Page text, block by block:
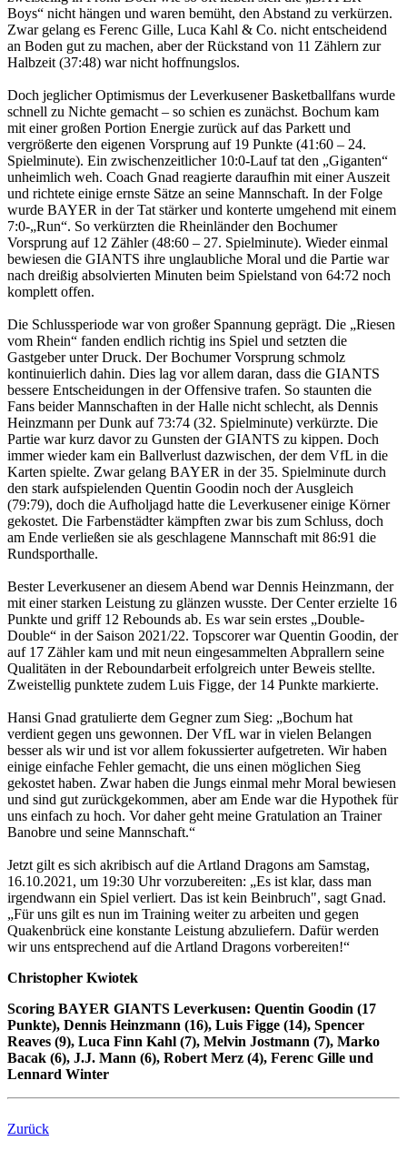
Boys“ nicht hängen und waren bemüht, den Abstand zu verkürzen.
Zwar gelang es Ferenc Gille, Luca Kahl & Co. nicht entscheidend
an Boden gut zu machen, aber der Rückstand von 11 Zählern zur
Halbzeit (37:48) war nicht hoffnungslos.
Doch jeglicher Optimismus der Leverkusener Basketballfans wurde
schnell zu Nichte gemacht – so schien es zunächst. Bochum kam
mit einer großen Portion Energie zurück auf das Parkett und
vergrößerte den eigenen Vorsprung auf 19 Punkte (41:60 – 24.
Spielminute). Ein zwischenzeitlicher 10:0-Lauf tat den „Giganten“
unheimlich weh. Coach Gnad reagierte daraufhin mit einer Auszeit
und richtete einige ernste Sätze an seine Mannschaft. In der Folge
wurde BAYER in der Tat stärker und konterte umgehend mit einem
7:0-„Run“. So verkürzten die Rheinländer den Bochumer
Vorsprung auf 12 Zähler (48:60 – 27. Spielminute). Wieder einmal
bewiesen die GIANTS ihre unglaubliche Moral und die Partie war
nach dreißig absolvierten Minuten beim Spielstand von 64:72 noch
komplett offen.
Die Schlussperiode war von großer Spannung geprägt. Die „Riesen
vom Rhein“ fanden endlich richtig ins Spiel und setzten die
Gastgeber unter Druck. Der Bochumer Vorsprung schmolz
kontinuierlich dahin. Dies lag vor allem daran, dass die GIANTS
bessere Entscheidungen in der Offensive trafen. So staunten die
Fans beider Mannschaften in der Halle nicht schlecht, als Dennis
Heinzmann per Dunk auf 73:74 (32. Spielminute) verkürzte. Die
Partie war kurz davor zu Gunsten der GIANTS zu kippen. Doch
immer wieder kam ein Ballverlust dazwischen, der dem VfL in die
Karten spielte. Zwar gelang BAYER in der 35. Spielminute durch
den stark aufspielenden Quentin Goodin noch der Ausgleich
(79:79), doch die Aufholjagd hatte die Leverkusener einige Körner
gekostet. Die Farbenstädter kämpften zwar bis zum Schluss, doch
am Ende verließen sie als geschlagene Mannschaft mit 86:91 die
Rundsporthalle.
Bester Leverkusener an diesem Abend war Dennis Heinzmann, der
mit einer starken Leistung zu glänzen wusste. Der Center erzielte 16
Punkte und griff 12 Rebounds ab. Es war sein erstes „Double-
Double“ in der Saison 2021/22. Topscorer war Quentin Goodin, der
auf 17 Zähler kam und mit neun eingesammelten Abprallern seine
Qualitäten in der Reboundarbeit erfolgreich unter Beweis stellte.
Zweistellig punktete zudem Luis Figge, der 14 Punkte markierte.
Hansi Gnad gratulierte dem Gegner zum Sieg: „Bochum hat
verdient gegen uns gewonnen. Der VfL war in vielen Belangen
besser als wir und ist vor allem fokussierter aufgetreten. Wir haben
einige einfache Fehler gemacht, die uns einen möglichen Sieg
gekostet haben. Zwar haben die Jungs einmal mehr Moral bewiesen
und sind gut zurückgekommen, aber am Ende war die Hypothek für
uns einfach zu hoch. Vor daher geht meine Gratulation an Trainer
Banobre und seine Mannschaft.“
Jetzt gilt es sich akribisch auf die Artland Dragons am Samstag,
16.10.2021, um 19:30 Uhr vorzubereiten: „Es ist klar, dass man
irgendwann ein Spiel verliert. Das ist kein Beinbruch", sagt Gnad.
„Für uns gilt es nun im Training weiter zu arbeiten und gegen
Quakenbrück eine konstante Leistung abzuliefern. Dafür werden
wir uns entsprechend auf die Artland Dragons vorbereiten!“
Christopher Kwiotek
Scoring BAYER GIANTS Leverkusen: Quentin Goodin (17
Punkte), Dennis Heinzmann (16), Luis Figge (14), Spencer
Reaves (9), Luca Finn Kahl (7), Melvin Jostmann (7), Marko
Bacak (6), J.J. Mann (6), Robert Merz (4), Ferenc Gille und
Lennard Winter
Zurück